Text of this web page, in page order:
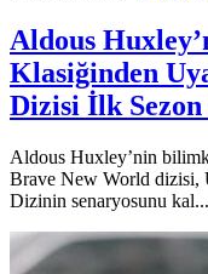
Aldous
Klasiğinden
Dizisi İlk Sezon
Aldous Huxley’nin
Brave New World dizisi,
Dizinin senaryosunu kal...